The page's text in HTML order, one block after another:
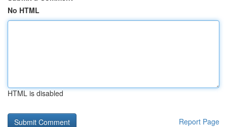
No HTML
HTML is disabled
Report Page